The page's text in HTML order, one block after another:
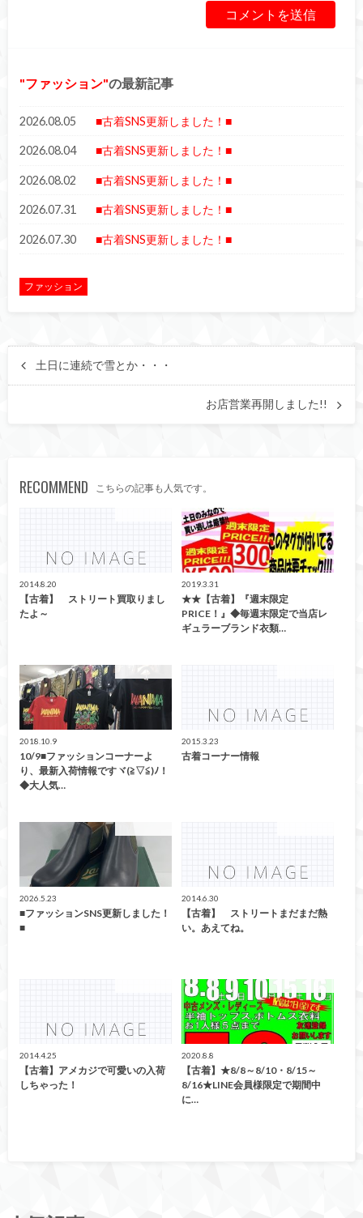
ファッション の最新記事
2026.08.05 ■古着SNS更新しました！■
2026.08.04 ■古着SNS更新しました！■
2026.08.02 ■古着SNS更新しました！■
2026.07.31 ■古着SNS更新しました！■
2026.07.30 ■古着SNS更新しました！■
ファッション
土日に連続で雪とか・・・
お店営業再開しました!!
RECOMMEND こちらの記事も人気です。
2014.8.20
【古着】 ストリート買取りまし
たよ～
2019.3.31
★★【古着】『週末限定
PRICE！』◆毎週末限定で当店レ
ギュラーブランド衣類…
2018.10.9
10/9■ファッションコーナーよ
り、最新入荷情報ですヾ(≧▽≦)ﾉ！
◆大人気…
2015.3.23
古着コーナー情報
2026.5.23
■ファッションSNS更新しました！
■
2014.6.30
【古着】 ストリートまだまだ熱
い。あえてね。
2014.4.25
【古着】アメカジで可愛いの入荷
しちゃった！
イベント情報！
2020.8.8
【古着】★8/8～8/10・8/15～
8/16★LINE会員様限定で期間中
に…